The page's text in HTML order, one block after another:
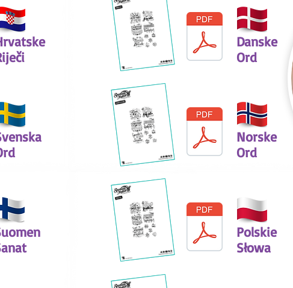
Danske
Ord
Norske
Ord
Polskie
Słowa